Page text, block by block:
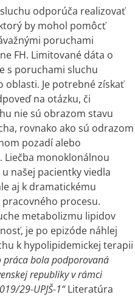
odporúča realizovať
by mohol pomôcť
poruchami
FH. Limitované dáta o
s poruchami sluchu
oblasti. Je potrebné získať
na otázku, či
nie sú obrazom stavu
rovnako ako sú odrazom
pozadí alebo
monoklonálnou
našej pacientky viedla
aj k dramatickému
procesu.
metabolizmu lipidov
je po epizóde náhlej
k hypolipidemickej terapii
práca bola podporovaná
republikyvrámci
29-UPJŠ-1“Literatúra